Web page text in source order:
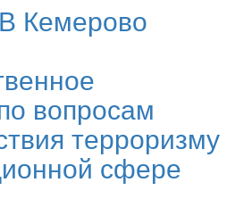
В Кемерово
вопросам
терроризму
сфере